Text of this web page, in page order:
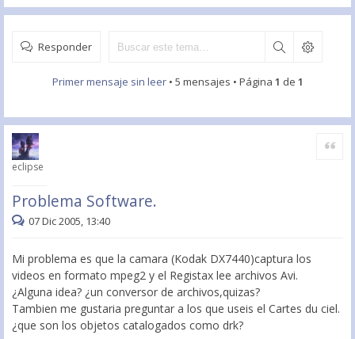
Responder
Primer mensaje sin leer• 5 mensajes • Página 1 de 1
eclipse
Problema Software.
Citar
07 Dic 2005, 13:40
Mi problema es que la camara (Kodak DX7440)captura los
videos en formato mpeg2 y el Registax lee archivos Avi.
¿Alguna idea? ¿un conversor de archivos,quizas?
Tambien me gustaria preguntar a los que useis el Cartes du ciel.
¿que son los objetos catalogados como drk?